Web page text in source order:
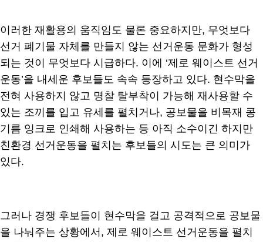
이러한 재활용의 움직임도 물론 중요하지만, 무엇보다
선거 폐기물 자체를 만들지 않는 선거운동 문화가 형성
되는 것이 무엇보다 시급하다. 이에 ‘제로 웨이스트 선거
운동’을 내세운 후보들도 속속 등장하고 있다. 현수막을
전혀 사용하지 않고 명찰 탈부착이 가능해 재사용할 수
있는 조끼를 입고 유세를 펼치거나, 공보물을 비목재 콩
기름 잉크로 인쇄해 사용하는 등 아직 소수이긴 하지만
친환경 선거운동을 펼치는 후보들의 시도는 큰 의미가
있다.
그러나 경쟁 후보들이 현수막을 걸고 공격적으로 공보물
을 나눠주는 상황에서, 제로 웨이스트 선거운동을 펼치